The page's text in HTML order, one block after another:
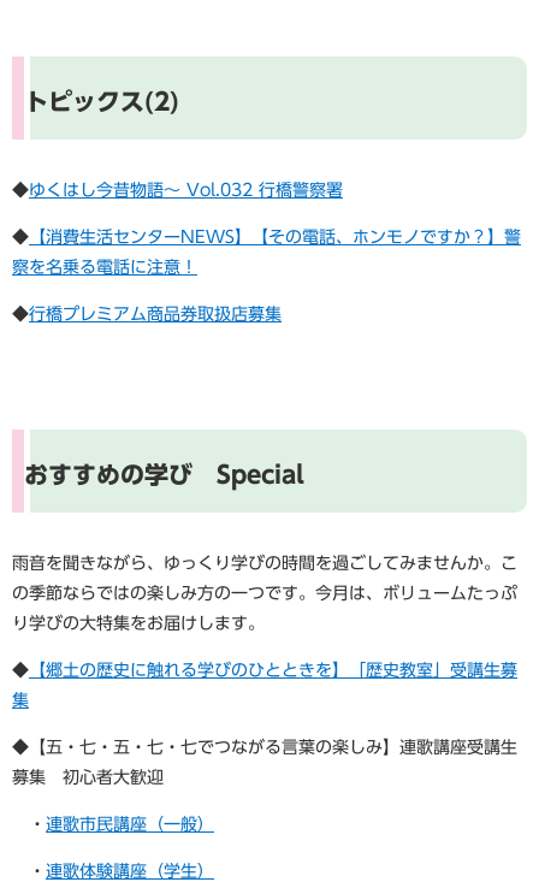
トピックス(2)
◆ゆくはし今昔物語～ Vol.032 行橋警察署
◆ 【消費生活センターNEWS】【その電話、ホンモノですか？】警
察を名乗る電話に注意！
◆行橋プレミアム商品券取扱店募集
おすすめの学び Special
雨音を聞きながら、ゆっくり学びの時間を過ごしてみませんか。こ
の季節ならではの楽しみ方の一つです。今月は、ボリュームたっぷ
り学びの大特集をお届けします。
​◆ 【郷土の歴史に触れる学びのひとときを】「歴史教室」受講生募
集
◆【五・七・五・七・七でつながる言葉の楽しみ】連歌講座受講生
募集 初心者大歓迎
・ 連歌市民講座（一般）
・ 連歌体験講座（学生）